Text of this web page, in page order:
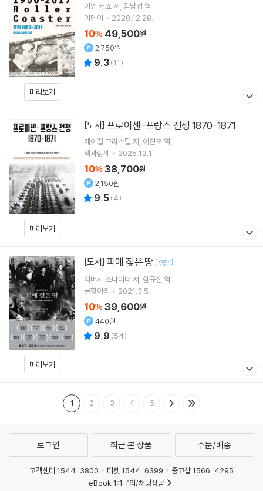
미리보기
이언 커쇼저 김남섭 역
이데아
2020.12.28.
10% 49,500원
2,750원
9.3(11)
미리보기
[도서] 프로이센-프랑스 전쟁 1870-1871
레이철 크라스틸 저 이진모 역
책과함께
2025.12.1.
10% 38,700원
2,150원
9.5(4)
미리보기
[도서] 피에 젖은 땅 [ 양장]
티머시 스나이더 저 함규진 역
글항아리
2021.3.5.
10% 39,600원
440원
9.9 (54)
1 2 3 4 5
로그인 최근 본 상품 주문/배송
고객센터 1544-3800 티켓 1544-6399
중고샵 1566-4295
eBook 1:1문의/채팅상담